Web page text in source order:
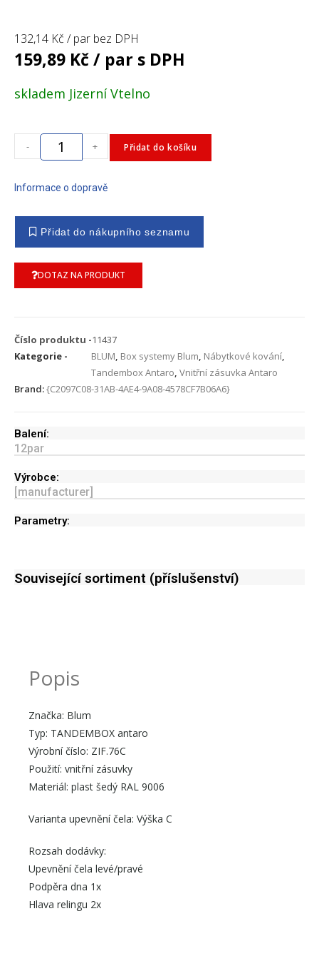
132,14 Kč / par bez DPH
159,89 Kč/ par s DPH
skladem Jizerní Vtelno
- + Přidat do košíku
Informace o dopravě
DOTAZ NA PRODUKT
Číslo produktu -11437
Kategorie -
BLUM, Box systemy Blum, Nábytkové kování,
Tandembox Antaro, Vnitřní zásuvka Antaro
Brand:{C2097C08-31AB-4AE4-9A08-4578CF7B06A6}
Popis
Značka: Blum
Typ: TANDEMBOX antaro
Výrobní číslo: ZIF.76C
Použití: vnitřní zásuvky
Materiál: plast šedý RAL 9006
Varianta upevnění čela: Výška C
Rozsah dodávky:
Upevnění čela levé/pravé
Podpěra dna 1x
Hlava relingu 2x
Balení:
12par
Výrobce:
[manufacturer]
Parametry:
Související sortiment (příslušenství)